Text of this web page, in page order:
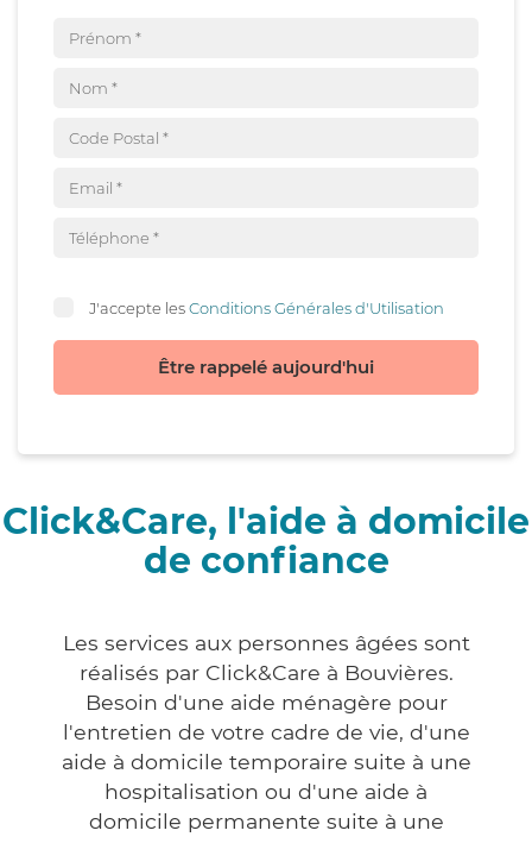
J'accepte lesConditions Générales d'Utilisation
Être rappelé aujourd'hui
Click&Care, l'aide à domicile
de confiance
Les services aux personnes âgées sont
réalisés par Click&Care à Bouvières.
Besoin d'une aide ménagère pour
l'entretien de votre cadre de vie, d'une
aide à domicile temporaire suite à une
hospitalisation ou d'une aide à
domicile permanente suite à une